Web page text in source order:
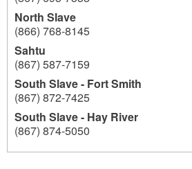
North Slave
(866) 768-8145
Sahtu
(867) 587-7159
South Slave - Fort Smith
(867) 872-7425
South Slave - Hay River
(867) 874-5050
4290
4290